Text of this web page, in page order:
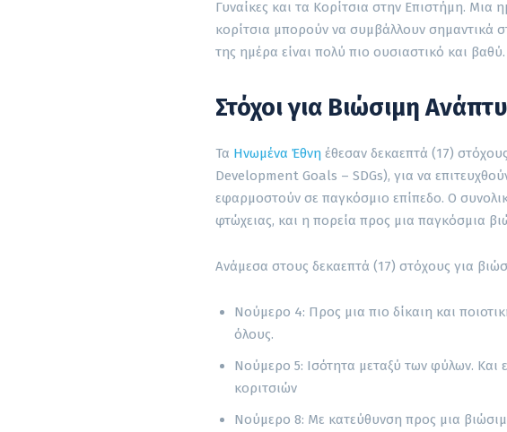
Γυναίκες και τα Κορίτσια στην Επιστήμη. Μια
κορίτσια μπορούν να συμβάλλουν σημαντικά
της ημέρα είναι πολύ πιο ουσιαστικό και βαθύ.
Στόχοι για Βιώσιμη
Τα Ηνωμένα Έθνη έθεσαν δεκαεπτά (17)
Development Goals – SDGs), για να
εφαρμοστούν σε παγκόσμιο επίπεδο. Ο
φτώχειας, και η πορεία προς μια παγκόσμια
Ανάμεσα στους δεκαεπτά (17) στόχους για
Νούμερο 4: Προς μια πιο δίκαιη και
όλους.
Νούμερο 5: Ισότητα μεταξύ των φύλων. Και
κοριτσιών
Νούμερο 8: Με κατεύθυνση προς μια